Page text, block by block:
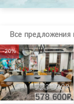
Все предложения
723 300₽
578 600₽
-20%